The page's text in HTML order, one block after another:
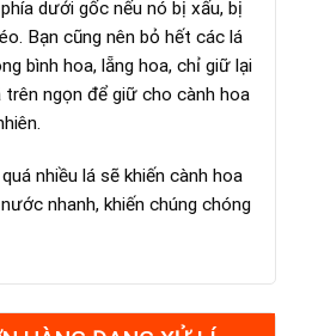
dưới gốc nếu nó bị xấu, bị
Bạn cũng nên bỏ hết các lá
bình hoa, lẵng hoa, chỉ giữ lại
trên ngọn để giữ cho cành hoa
nhiều lá sẽ khiến cành hoa
nhanh, khiến chúng chóng